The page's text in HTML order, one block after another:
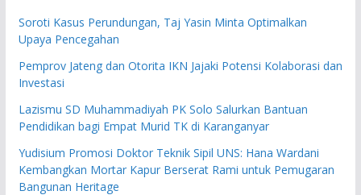
Soroti Kasus Perundungan, Taj Yasin Minta Optimalkan
Upaya Pencegahan
Pemprov Jateng dan Otorita IKN Jajaki Potensi Kolaborasi dan
Investasi
Lazismu SD Muhammadiyah PK Solo Salurkan Bantuan
Pendidikan bagi Empat Murid TK di Karanganyar
Yudisium Promosi Doktor Teknik Sipil UNS: Hana Wardani
Kembangkan Mortar Kapur Berserat Rami untuk Pemugaran
Bangunan Heritage